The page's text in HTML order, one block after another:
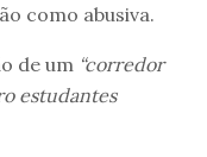
como abusiva.
de um “corredor
estudantes